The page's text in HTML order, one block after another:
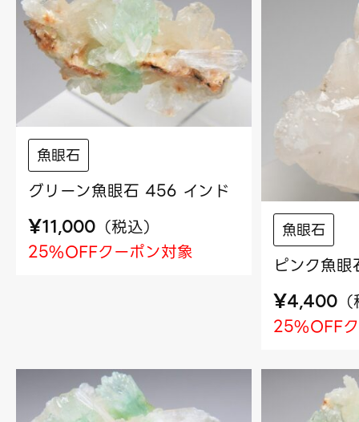
魚眼石
グリーン魚眼石 456 インド
¥11,000 （税込）
25%OFFクーポン対象
魚眼石
ピンク魚
¥4,400 （
25%OFF